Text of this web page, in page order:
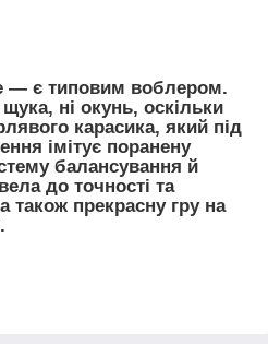
— є типовим воблером.
ні окунь, оскільки
карасика, який під
імітує поранену
балансування й
до точності та
також прекрасну гру на